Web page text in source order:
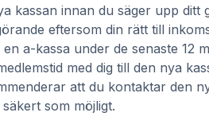
kassan innan du säger upp ditt
eftersom din rätt till
a-kassa under de senaste 12
med dig till den nya
att du kontaktar den
som möjligt.